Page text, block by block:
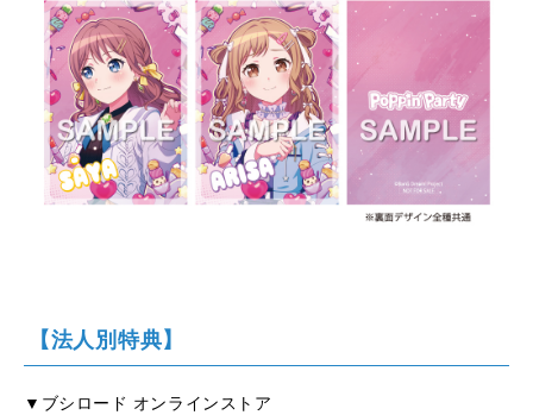
【法人別特典】
▼ブシロード オンラインストア